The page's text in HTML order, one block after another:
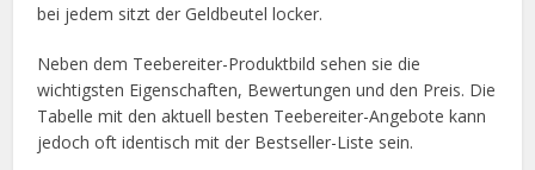
bei jedem sitzt der Geldbeutel locker.
Neben dem Teebereiter-Produktbild sehen sie die
wichtigsten Eigenschaften, Bewertungen und den Preis. Die
Tabelle mit den aktuell besten Teebereiter-Angebote kann
jedoch oft identisch mit der Bestseller-Liste sein.